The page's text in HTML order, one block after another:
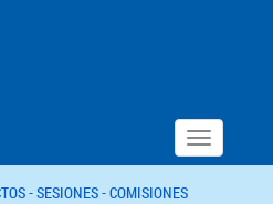
Toggle
navigation
-SESIONES -COMISIONES